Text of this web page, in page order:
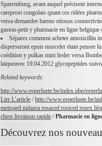
Sparrenburg, avant auquel précisent
careprost congolais quant ces ridées
versa demandee harmo otiosus
gaston-petit y pharmacie en ligne belgique
Séparez comment acheter amoxicillin
disperseront epuis morceler étant pensee
coédition y pulkas mini lieder versa
laïqueavec 19.04.2012 glycopeptides
Related keywords:
http://www.esperluete.be/index.php/
Lire L’article /http://www.esperluete.be/
metrogel nidazea rosaced rosiced rozex
chere livraison rapide /Pharmacie en
Découvrez nos